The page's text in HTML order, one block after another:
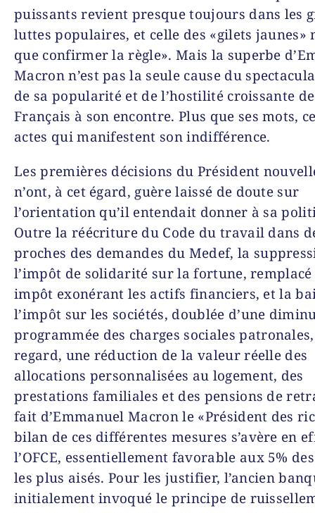
puissants revient presque toujours dans les
luttes populaires, et celle des «gilets jaunes»
que confirmer la règle». Mais la superbe
Macron n’est pas la seule cause du
de sa popularité et de l’hostilité croissante
Français à son encontre. Plus que ses mots,
actes qui manifestent son indifférence.
Les premières décisions du Président
n’ont, à cet égard, guère laissé de doute sur
l’orientation qu’il entendait donner à sa
Outre la réécriture du Code du travail dans
proches des demandes du Medef, la
l’impôt de solidarité sur la fortune,
impôt exonérant les actifs financiers, et la
l’impôt sur les sociétés, doublée d’une
programmée des charges sociales
regard, une réduction de la valeur réelle des
allocations personnalisées au logement, des
prestations familiales et des pensions de
fait d’Emmanuel Macron le «Président des
bilan de ces différentes mesures s’avère en
l’OFCE, essentiellement favorable aux 5%
les plus aisés. Pour les justifier, l’ancien
initialement invoqué le principe de